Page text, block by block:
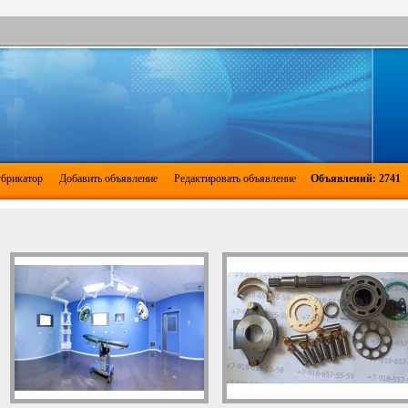
Добавить объявление Редактировать объявление Объявлений: 2741